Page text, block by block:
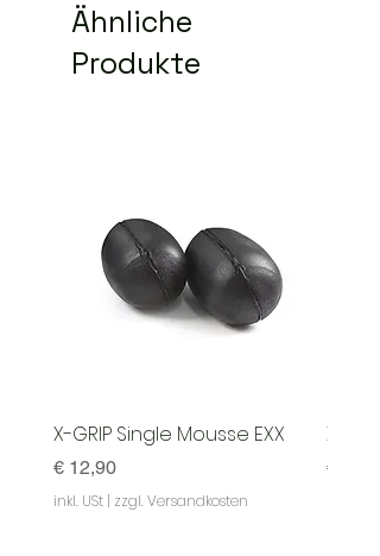
Ähnliche
Produkte
X-GRIP Single Mousse EXX
Preis
€ 12,90
inkl. USt | zzgl. Versandkosten
X-
Preis
€